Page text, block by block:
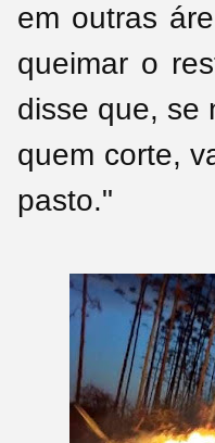
em outras
queimar o
disse que, se
quem corte,
pasto."